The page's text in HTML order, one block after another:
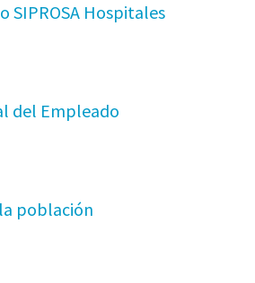
SIPROSA Hospitales
del Empleado
población